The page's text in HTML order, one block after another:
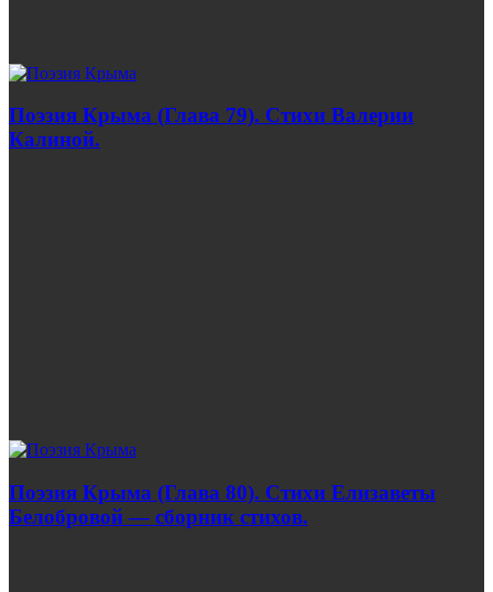
Поэзия Крыма (Глава 79). Стихи Валерии
Калиной.
Поэзия Крыма (Глава 80). Стихи Елизаветы
Белобровой — сборник стихов.